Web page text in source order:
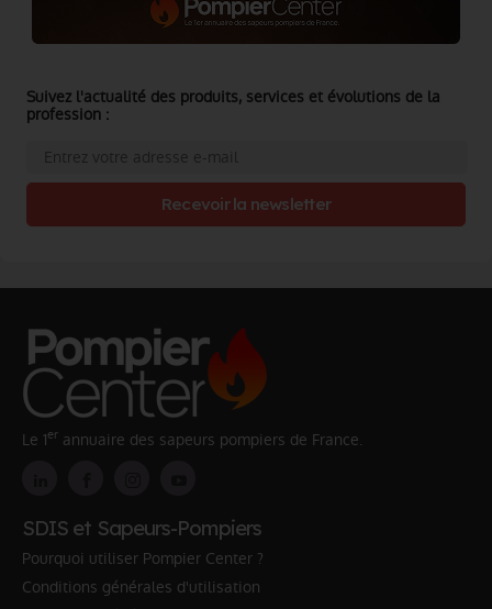
Suivez l'actualité des produits, services et évolutions de la
profession :
Recevoir la newsletter
Le 1er annuaire des sapeurs pompiers de France.
SDIS et Sapeurs-Pompiers
Pourquoi utiliser Pompier Center ?
Conditions générales d'utilisation